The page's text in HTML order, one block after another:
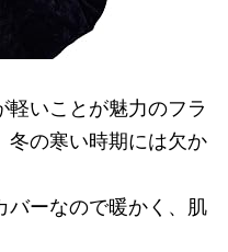
いことが魅力のフラ
冬の寒い時期には欠か
バーなので暖かく、肌